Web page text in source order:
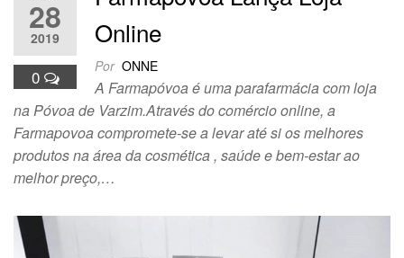
28
2019
0
Online
Por ONNE
A Farmapóvoa é uma parafarmácia com loja
na Póvoa de Varzim.Através do comércio online, a
Farmapovoa compromete-se a levar até si os melhores
produtos na área da cosmética , saúde e bem-estar ao
melhor preço,…